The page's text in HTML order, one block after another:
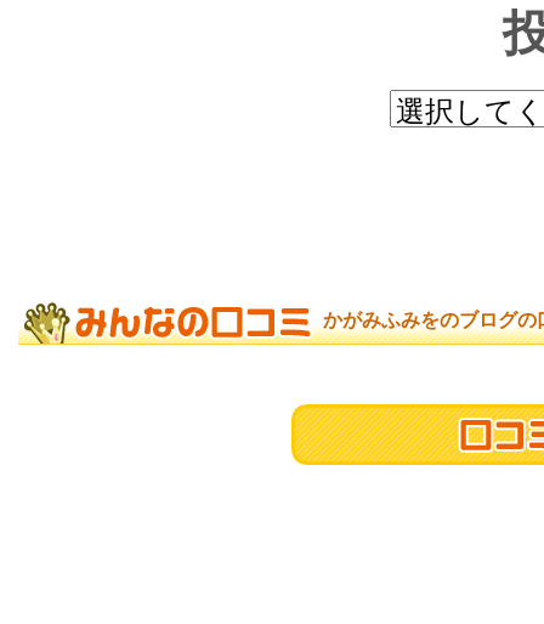
かがみふみをのブログの